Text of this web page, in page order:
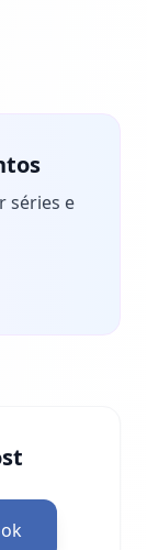
séries e